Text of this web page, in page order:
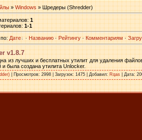
» Windows » Шредеры (Shredder)
: 1
: 1-1
: Дате · Названию · Рейтингу · Комментариям ·
v1.8.7
из лучших и бесплатных утилит для удаления
и была создана утилита Unlocker.
| Просмотров: 2998 | Загрузок: 1475 | Добавил: Rqas | Дата: